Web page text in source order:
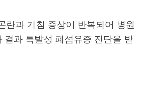
란과 기침 증상이 반복되어 병원
결과 특발성 폐섬유증 진단을 받